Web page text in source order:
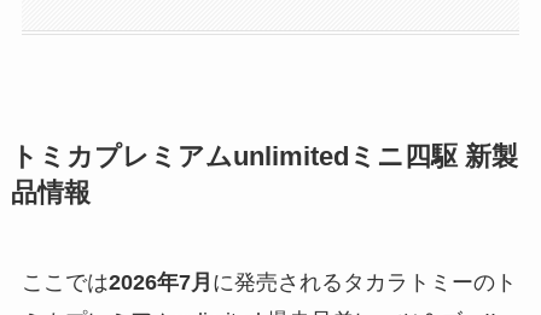
トミカプレミアムunlimitedミニ四駆 新製
品情報
ここでは2026年7月 に発売されるタカラトミーのト